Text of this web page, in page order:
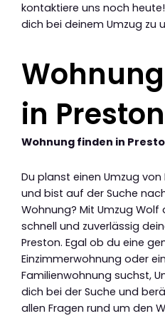
kontaktiere uns noch
dich bei deinem Umzug zu
in Preston
Wohnung finden in
Du planst einen Umzug
und bist auf der Suche
Wohnung? Mit Umzug
schnell und zuverlässig
Preston. Egal ob du eine
Einzimmerwohnung oder
Familienwohnung suchst,
dich bei der Suche und
allen Fragen rund um den